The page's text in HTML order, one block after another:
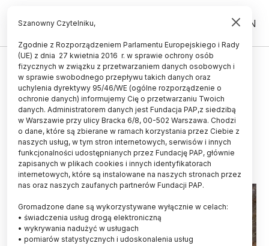
PL EN
HISTORIA I KULTURA
Turcja/ Polscy archeolodzy
odkryli nietypowy budynek
sprzed ponad 8 tys. lat
22.09.2022
aktualizacja: 28.09.2022
3 minuty czytania
Read the English version of this article
Szanowny Czytelniku,
Zgodnie z Rozporządzeniem Parlamentu Europejskiego i Rady
(UE) z dnia 27 kwietnia 2016 r. w sprawie ochrony osób
fizycznych w związku z przetwarzaniem danych osobowych i
w sprawie swobodnego przepływu takich danych oraz
uchylenia dyrektywy 95/46/WE (ogólne rozporządzenie o
ochronie danych) informujemy Cię o przetwarzaniu Twoich
danych. Administratorem danych jest Fundacja PAP,z siedzibą
w Warszawie przy ulicy Bracka 6/8, 00-502 Warszawa. Chodzi
o dane, które są zbierane w ramach korzystania przez Ciebie z
naszych usług, w tym stron internetowych, serwisów i innych
funkcjonalności udostępnianych przez Fundację PAP, głównie
zapisanych w plikach cookies i innych identyfikatorach
internetowych, które są instalowane na naszych stronach przez
nas oraz naszych zaufanych partnerów Fundacji PAP.
Gromadzone dane są wykorzystywane wyłącznie w celach:
• świadczenia usług drogą elektroniczną
• wykrywania nadużyć w usługach
• pomiarów statystycznych i udoskonalenia usług